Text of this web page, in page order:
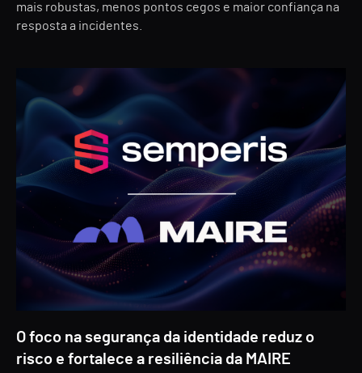
mais robustas, menos pontos cegos e maior confiança na
resposta a incidentes.
O foco na segurança da identidade reduz o
risco e fortalece a resiliência da MAIRE